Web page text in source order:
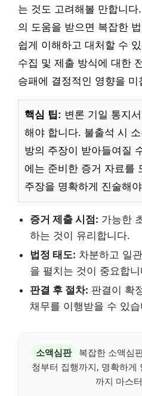
는 것도 고려해볼 만합니
의 도움을 받으면 복잡한
쉽게 이해하고 대처할 수
수집 및 제출 방식에 대한
승패에 결정적인 영향을 미
핵심 팁: 변론 기일 통지
해야 합니다. 불출석 시
방의 주장이 받아들여질
에는 준비한 증거 자료를
주장을 명확하게 진술해
증거 제출 시점: 가능한
하는 것이 유리합니다.
법정 태도: 차분하고 일
을 펼치는 것이 중요합니
판결 후 절차: 판결이 확
채무를 이행받을 수 있
소액심판
복잡한 소액심
청부터 집행까지, 명확하게
까지 마스